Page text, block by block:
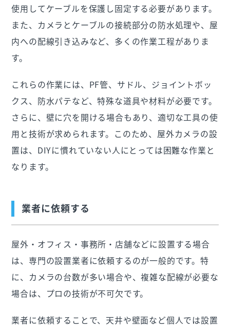
使用してケーブルを保護し固定する必要があります。
また、カメラとケーブルの接続部分の防水処理や、屋
内への配線引き込みなど、多くの作業工程がありま
す。
これらの作業には、PF管、サドル、ジョイントボッ
クス、防水パテなど、特殊な道具や材料が必要です。
さらに、壁に穴を開ける場合もあり、適切な工具の使
用と技術が求められます。このため、屋外カメラの設
置は、DIYに慣れていない人にとっては困難な作業と
なります。
業者に依頼する
屋外・オフィス・事務所・店舗などに設置する場合
は、専門の設置業者に依頼するのが一般的です。特
に、カメラの台数が多い場合や、複雑な配線が必要な
場合は、プロの技術が不可欠です。
業者に依頼することで、天井や壁面など個人では設置